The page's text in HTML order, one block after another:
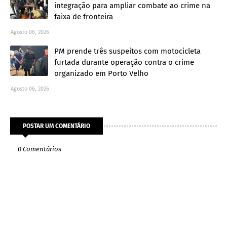
integração para ampliar combate ao crime na
faixa de fronteira
Agosto 06, 2026
PM prende três suspeitos com motocicleta
furtada durante operação contra o crime
organizado em Porto Velho
Agosto 06, 2026
POSTAR UM COMENTÁRIO
0 Comentários